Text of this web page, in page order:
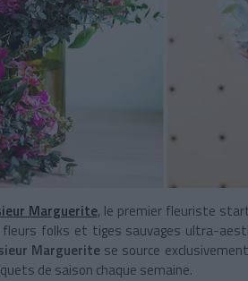
Marguerite, le premier fleuriste
folks et tiges sauvages ultra-
Marguerite se source
de saison chaque semaine.